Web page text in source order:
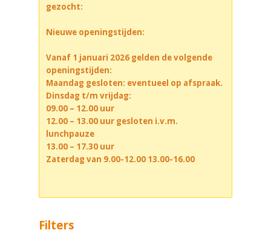
gezocht:
Nieuwe openingstijden:
Vanaf 1 januari 2026 gelden de volgende
openingstijden:
Maandag gesloten: eventueel op afspraak.
Dinsdag t/m vrijdag:
09.00 – 12.00 uur
12.00 – 13.00 uur gesloten i.v.m.
lunchpauze
13.00 – 17.30 uur
Zaterdag van 9.00-12.00 13.00-16.00
Filters